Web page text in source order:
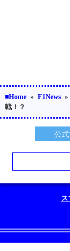
■Home » F1News »
戦！？
公式
ス